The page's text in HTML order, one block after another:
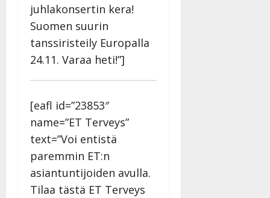
juhlakonsertin kera!
Suomen suurin
tanssiristeily Europalla
24.11. Varaa heti!”]
[eafl id=”23853″
name=”ET Terveys”
text=”Voi entistä
paremmin ET:n
asiantuntijoiden avulla.
Tilaa tästä ET Terveys